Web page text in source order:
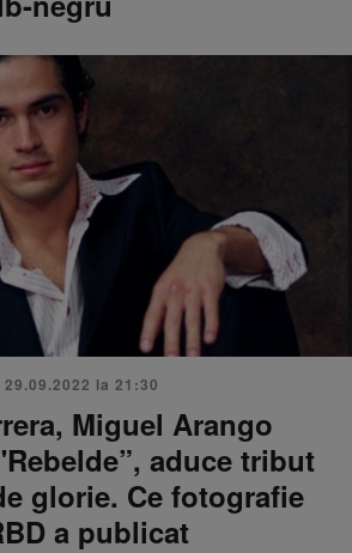
29.09.2022 la 21:30
Miguel Arango
aduce tribut
glorie. Ce fotografie
a publicat